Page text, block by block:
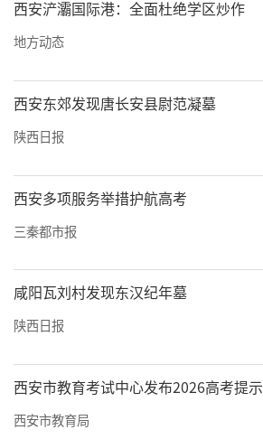
西安浐灞国际港：全面杜绝学区炒作
地方动态
西安东郊发现唐长安县尉范凝墓
陕西日报
西安多项服务举措护航高考
三秦都市报
咸阳瓦刘村发现东汉纪年墓
陕西日报
西安市教育考试中心发布2026高考提示
西安市教育局